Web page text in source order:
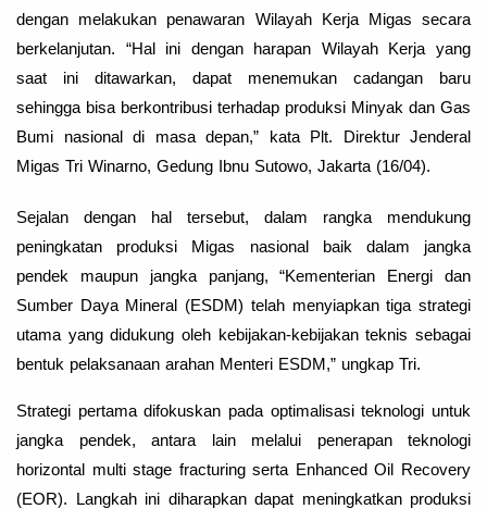
dengan melakukan penawaran Wilayah Kerja Migas secara
berkelanjutan. “Hal ini dengan harapan Wilayah Kerja yang
saat ini ditawarkan, dapat menemukan cadangan baru
sehingga bisa berkontribusi terhadap produksi Minyak dan Gas
Bumi nasional di masa depan,” kata Plt. Direktur Jenderal
Migas Tri Winarno, Gedung Ibnu Sutowo, Jakarta (16/04).
Sejalan dengan hal tersebut, dalam rangka mendukung
peningkatan produksi Migas nasional baik dalam jangka
pendek maupun jangka panjang, “Kementerian Energi dan
Sumber Daya Mineral (ESDM) telah menyiapkan tiga strategi
utama yang didukung oleh kebijakan-kebijakan teknis sebagai
bentuk pelaksanaan arahan Menteri ESDM,” ungkap Tri.
Strategi pertama difokuskan pada optimalisasi teknologi untuk
jangka pendek, antara lain melalui penerapan teknologi
horizontal multi stage fracturing serta Enhanced Oil Recovery
(EOR). Langkah ini diharapkan dapat meningkatkan produksi